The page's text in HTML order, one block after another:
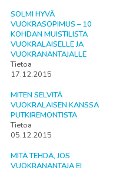
SOLMI HYVÄ
VUOKRASOPIMUS – 10
KOHDAN MUISTILISTA
VUOKRALAISELLE JA
VUOKRANANTAJALLE
Tietoa
17.12.2015
MITEN SELVITÄ
VUOKRALAISEN KANSSA
PUTKIREMONTISTA
Tietoa
05.12.2015
MITÄ TEHDÄ, JOS
VUOKRANANTAJA EI